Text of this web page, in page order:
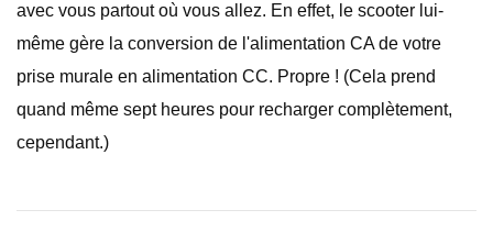
avec vous partout où vous allez. En effet, le scooter lui-
même gère la conversion de l'alimentation CA de votre
prise murale en alimentation CC. Propre ! (Cela prend
quand même sept heures pour recharger complètement,
cependant.)